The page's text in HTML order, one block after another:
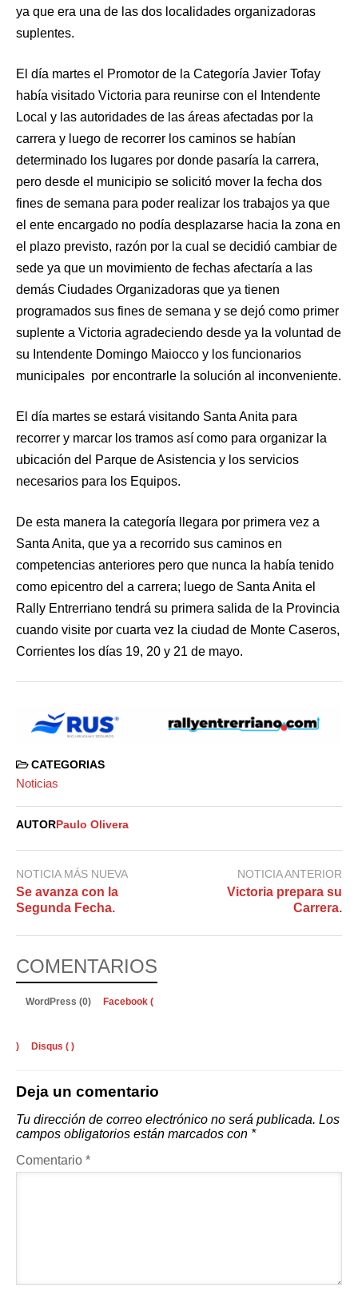
ya que era una de las dos localidades organizadoras
suplentes.
El día martes el Promotor de la Categoría Javier Tofay
había visitado Victoria para reunirse con el Intendente
Local y las autoridades de las áreas afectadas por la
carrera y luego de recorrer los caminos se habían
determinado los lugares por donde pasaría la carrera,
pero desde el municipio se solicitó mover la fecha dos
fines de semana para poder realizar los trabajos ya que
el ente encargado no podía desplazarse hacia la zona en
el plazo previsto, razón por la cual se decidió cambiar de
sede ya que un movimiento de fechas afectaría a las
demás Ciudades Organizadoras que ya tienen
programados sus fines de semana y se dejó como primer
suplente a Victoria agradeciendo desde ya la voluntad de
su Intendente Domingo Maiocco y los funcionarios
municipales por encontrarle la solución al inconveniente.
El día martes se estará visitando Santa Anita para
recorrer y marcar los tramos así como para organizar la
ubicación del Parque de Asistencia y los servicios
necesarios para los Equipos.
De esta manera la categoría llegara por primera vez a
Santa Anita, que ya a recorrido sus caminos en
competencias anteriores pero que nunca la había tenido
como epicentro del a carrera; luego de Santa Anita el
Rally Entrerriano tendrá su primera salida de la Provincia
cuando visite por cuarta vez la ciudad de Monte Caseros,
Corrientes los días 19, 20 y 21 de mayo.
CATEGORIAS
Noticias
AUTOR Paulo Olivera
NOTICIA MÁS NUEVA
Se avanza con la
Segunda Fecha.
NOTICIA ANTERIOR
Victoria prepara su
Carrera.
COMENTARIOS
WordPress (0) Facebook (
) Disqus ( )
Deja un comentario
Tu dirección de correo electrónico no será publicada. Los
campos obligatorios están marcados con *
Comentario *